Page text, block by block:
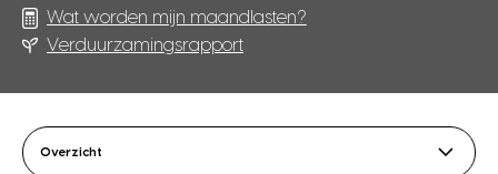
Wat worden mijn maandlasten?
Verduurzamingsrapport
Overzicht